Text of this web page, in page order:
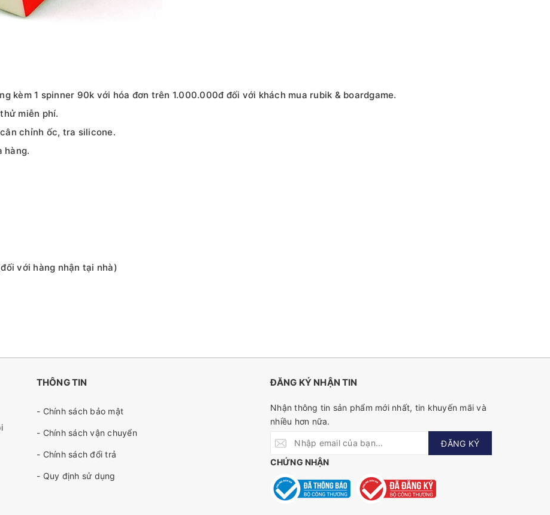
kèm 1 spinner 90k với hóa đơn trên 1.000.000đ đối với khách mua rubik & boardgame.
miễn phí.
chỉnh ốc, tra silicone.
hàng.
với hàng nhận tại nhà)
THÔNG TIN
- Chính sách bảo mật
- Chính sách vận chuyển
- Chính sách đổi trả
- Quy định sử dụng
ĐĂNG KÝ NHẬN TIN
Nhận thông tin sản phẩm mới nhất, tin khuyến mãi và
nhiều hơn nữa.
ĐĂNG KÝ
CHỨNG NHẬN